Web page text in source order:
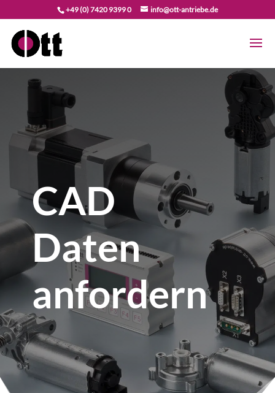
+49 (0) 7420 9399 0 info@ott-antriebe.de
CAD
Daten
anfordern